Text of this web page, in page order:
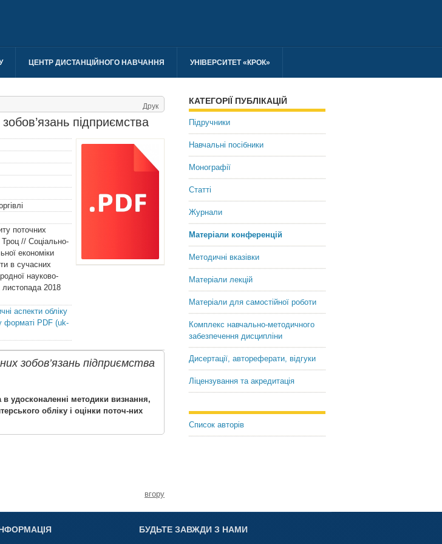
ЦЕНТР ДИСТАНЦІЙНОГО НАВЧАННЯ УНІВЕРСИТЕТ «КРОК»
Друк
підприємства
поточних
// Соціально-
економіки
в сучасних
науково-
листопада 2018
аспекти обліку
форматі PDF (uk-
зобов’язань підприємства
в удосконаленні методики визнання,
обліку і оцінки поточ-них
вгору
КАТЕГОРІЇ ПУБЛІКАЦІЙ
Підручники
Навчальні посібники
Монографії
Статті
Журнали
Матеріали конференцій
Методичні вказівки
Матеріали лекцій
Матеріали для самостійної роботи
Комплекс навчально-методичного
забезпечення дисципліни
Дисертації, автореферати, відгуки
Ліцензування та акредитація
Список авторів
БУДЬТЕ ЗАВЖДИ З НАМИ